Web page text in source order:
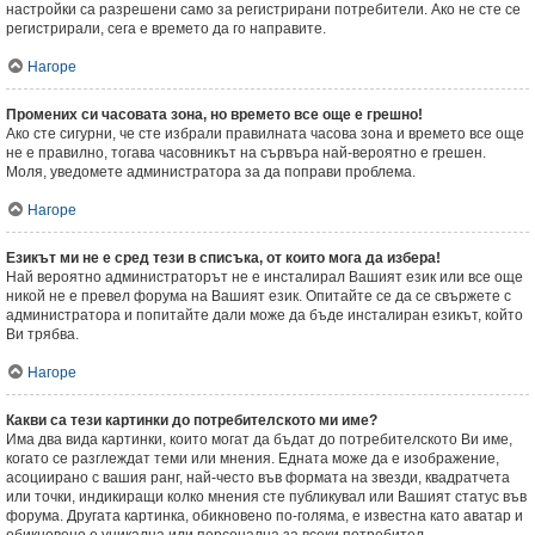
настройки са разрешени само за регистрирани потребители. Ако не сте се
регистрирали, сега е времето да го направите.
Нагоре
Промених си часовата зона, но времето все още е грешно!
Ако сте сигурни, че сте избрали правилната часова зона и времето все още
не е правилно, тогава часовникът на сървъра най-вероятно е грешен.
Моля, уведомете администратора за да поправи проблема.
Нагоре
Езикът ми не е сред тези в списъка, от които мога да избера!
Най вероятно администраторът не е инсталирал Вашият език или все още
никой не е превел форума на Вашият език. Опитайте се да се свържете с
администратора и попитайте дали може да бъде инсталиран езикът, който
Ви трябва.
Нагоре
Какви са тези картинки до потребителското ми име?
Има два вида картинки, които могат да бъдат до потребителското Ви име,
когато се разглеждат теми или мнения. Едната може да е изображение,
асоциирано с вашия ранг, най-често във формата на звезди, квадратчета
или точки, индикиращи колко мнения сте публикувал или Вашият статус във
форума. Другата картинка, обикновено по-голяма, е известна като аватар и